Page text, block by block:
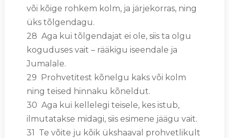
või kõige rohkem kolm, ja järjekorras, ning
üks tõlgendagu.
28 Aga kui tõlgendajat ei ole, siis ta olgu
koguduses vait – rääkigu iseendale ja
Jumalale.
29 Prohvetitest kõnelgu kaks või kolm
ning teised hinnaku kõneldut.
30 Aga kui kellelegi teisele, kes istub,
ilmutatakse midagi, siis esimene jäägu vait.
31 Te võite ju kõik ükshaaval prohvetlikult